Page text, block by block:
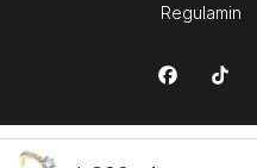
Regulamin